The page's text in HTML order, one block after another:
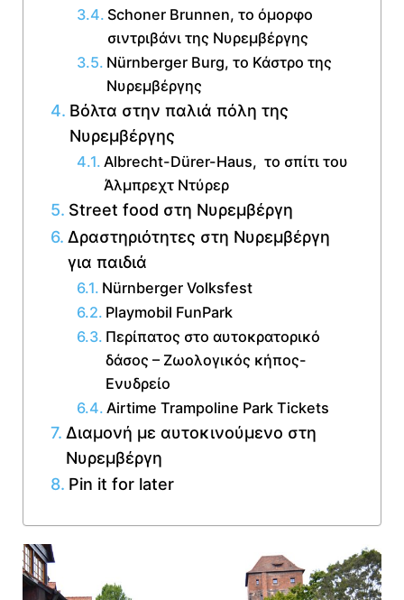
Schoner Brunnen, το όμορφο
σιντριβάνι της Νυρεμβέργης
Nürnberger Burg, το Κάστρο της
Νυρεμβέργης
Βόλτα στην παλιά πόλη της
Νυρεμβέργης
Albrecht-Dürer-Haus, το σπίτι του
Άλμπρεχτ Ντύρερ
Street food στη Νυρεμβέργη
Δραστηριότητες στη Νυρεμβέργη
για παιδιά
Nürnberger Volksfest
Playmobil FunPark
Περίπατος στο αυτοκρατορικό
δάσος – Ζωολογικός κήπος-
Ενυδρείο
Airtime Trampoline Park Tickets
Διαμονή με αυτοκινούμενο στη
Νυρεμβέργη
Pin it for later